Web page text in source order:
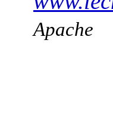
Apache